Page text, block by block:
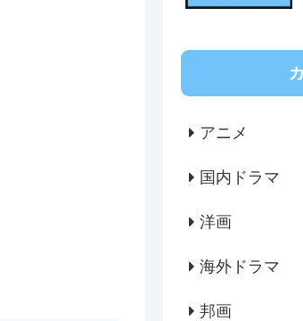
アニメ
国内ドラマ
洋画
海外ドラマ
邦画